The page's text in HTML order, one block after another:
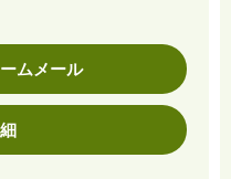
ムメール